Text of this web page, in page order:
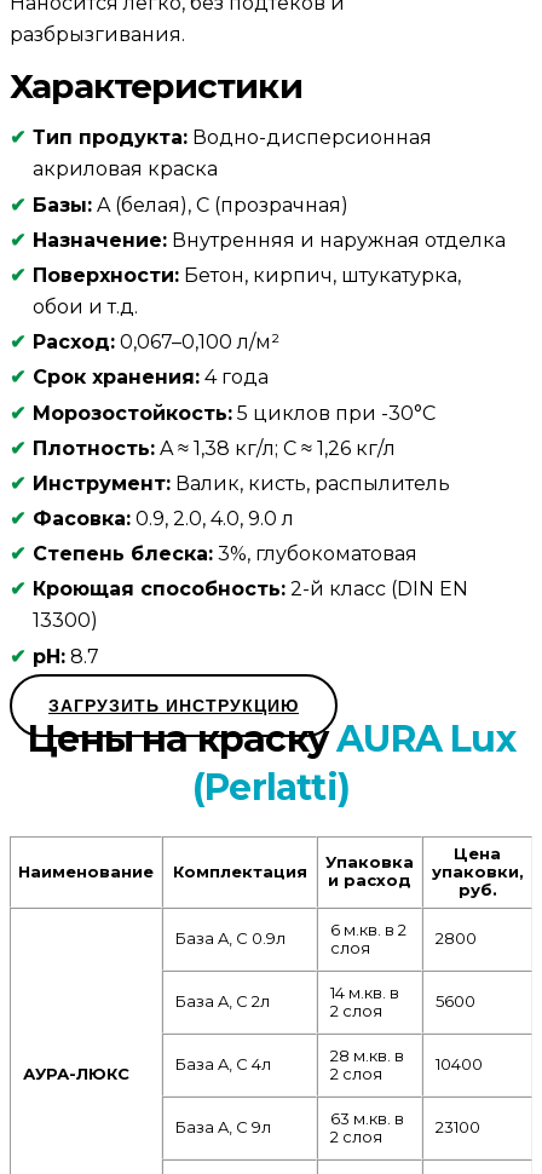
разбрызгивания.
Характеристики
Тип продукта: Водно-дисперсионная
акриловая краска
Базы: A (белая), C (прозрачная)
Назначение: Внутренняя и наружная отделка
Поверхности: Бетон, кирпич, штукатурка,
обои и т.д.
Расход: 0,067–0,100 л/м²
Срок хранения: 4 года
Морозостойкость: 5 циклов при -30°C
Плотность: A ≈ 1,38 кг/л; C ≈ 1,26 кг/л
Инструмент: Валик, кисть, распылитель
Фасовка: 0.9, 2.0, 4.0, 9.0 л
Степень блеска: 3%, глубокоматовая
Кроющая способность: 2-й класс (DIN EN
13300)
pH: 8.7
ЗАГРУЗИТЬ ИНСТРУКЦИЮ
Цены на краскуAURA Lux
(Perlatti)
Наименование Комплектация
Упаковка
и расход
Цена
упаковки,
руб.
АУРА-ЛЮКС
База A, C 0.9л
6 м.кв. в 2
слоя
2800
База A, C 2л
14 м.кв. в
2 слоя
5600
База A, C 4л
28 м.кв. в
2 слоя
10400
База A, C 9л
63 м.кв. в
2 слоя
23100